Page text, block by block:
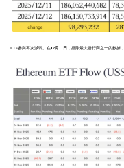
ETF參與再次減弱。在12月11日 ，排除最大發行商之一的數據，